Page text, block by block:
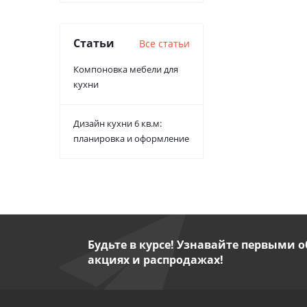
Статьи Все статьи
Компоновка мебели для
кухни
Дизайн кухни 6 кв.м:
планировка и оформление
Будьте в курсе! Узнавайте первыми
акциях и распродажах!